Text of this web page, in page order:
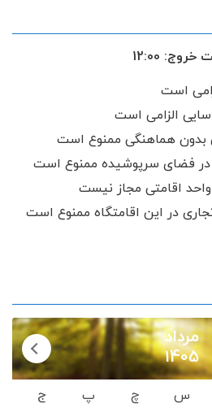
آشپزخانه
اینترنت
سرایدار یا نگهبان
سرویس ایرانی
خروج: 12:00
است
الزامی است
بدون هماهنگی ممنوع است
در فضای سرپوشیده ممنوع است
اقامتی مجاز نیست
در این اقامتگاه ممنوع است
مرداد
1405
س چ پ
ج